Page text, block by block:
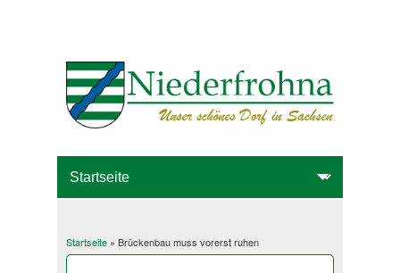
Sie sind hier
Startseite» Brückenbau muss vorerst ruhen